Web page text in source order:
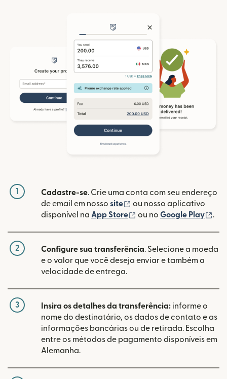
1 Cadastre-se. Crie uma conta com seu endereço
de email em nosso site (abre em uma nova
ou nosso aplicativo
disponível na App Store (abre em uma nova
ou no Google Play .
2 Configure sua transferência. Selecione a moeda
e o valor que você deseja enviar e também a
velocidade de entrega.
3 Insira os detalhes da transferência: informe o
nome do destinatário, os dados de contato e as
informações bancárias ou de retirada. Escolha
entre os métodos de pagamento disponíveis em
Alemanha.